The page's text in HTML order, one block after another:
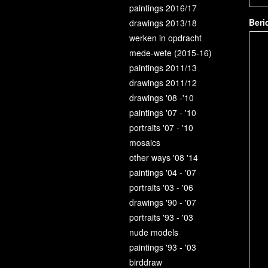
paintings 2016/17
drawings 2013/18
werken in opdracht
mede-wete (2015-16)
paintings 2011/13
drawings 2011/12
drawings '08 -'10
paintings '07 - '10
portraits '07 - '10
mosaics
other ways '08 '14
paintings '04 - '07
portraits '03 - '06
drawings '90 - '07
portraits '93 - '03
nude models
paintings '93 - '03
birddraw